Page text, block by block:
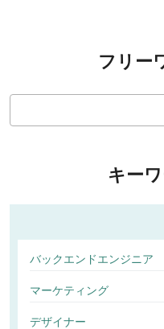
フリー
キー
バックエンドエンジニア
マーケティング
デザイナー